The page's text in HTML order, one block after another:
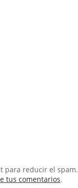
para reducir el spam.
tus comentarios.